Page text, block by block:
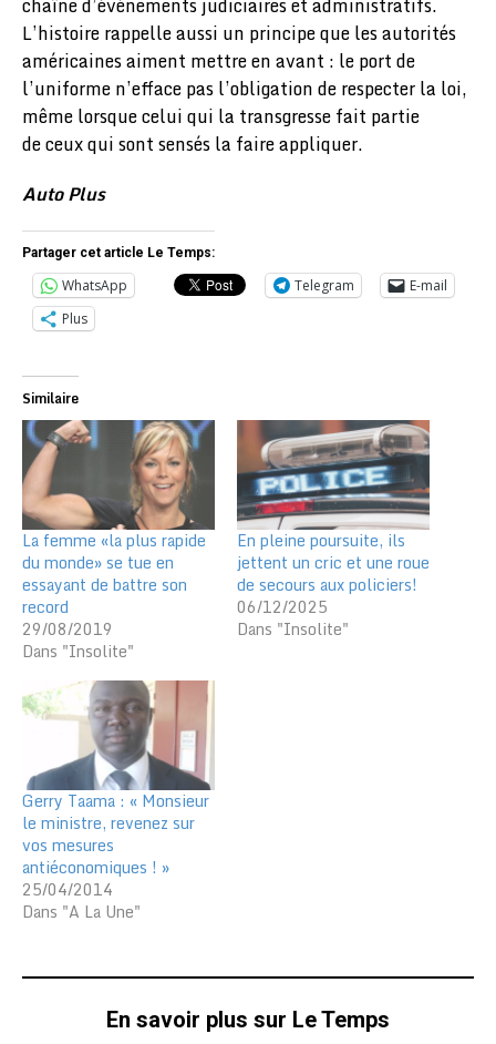
L’histoire rappelle aussi un principe que les autorités
américaines aiment mettre en avant : le port de
l’uniforme n’efface pas l’obligation de respecter la loi,
même lorsque celui qui la transgresse fait partie
de ceux qui sont sensés la faire appliquer.
Auto Plus
Partager cet article Le Temps:
WhatsApp Telegram
E-mail
Plus
Similaire
La femme «la plus rapide
du monde» se tue en
essayant de battre son
record
29/08/2019
Dans "Insolite"
En pleine poursuite, ils
jettent un cric et une roue
de secours aux policiers!
06/12/2025
Dans "Insolite"
Gerry Taama : « Monsieur
le ministre, revenez sur
vos mesures
antiéconomiques ! »
25/04/2014
Dans "A La Une"
En savoir plus sur Le Temps